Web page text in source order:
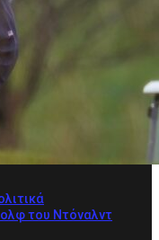
του Ντόναλντ